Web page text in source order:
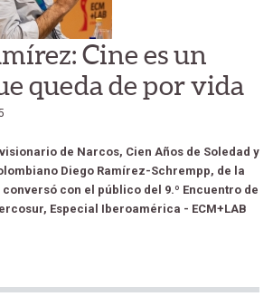
Cine es un
queda de por vida
de Narcos, Cien Años de Soledad y
Diego Ramírez-Schrempp, de la
con el público del 9.º Encuentro de
Especial Iberoamérica - ECM+LAB